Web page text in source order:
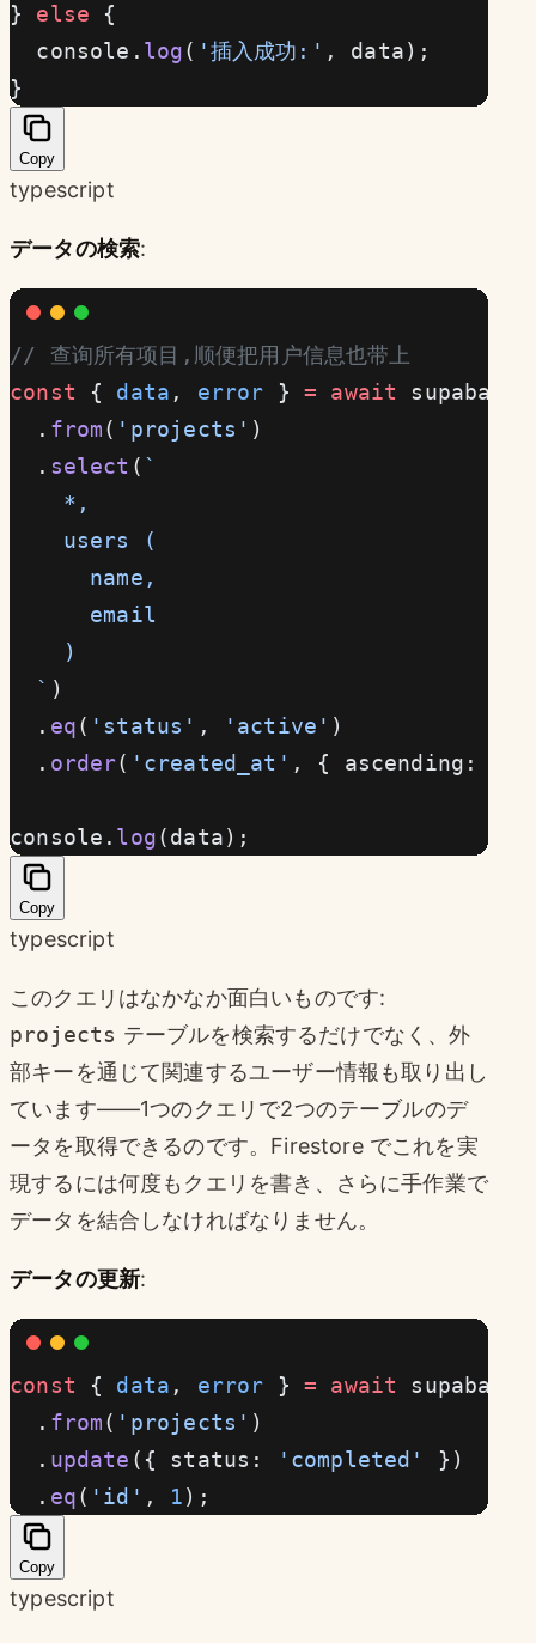
} else {
  console.
log( '插入成功:' , data);
}
Copy
typescript
データの検索:
// 查询所有项目,顺便把用户信息也带上
const { data , error } = await
supabase
  .
from( 'projects' )
  .
select ( `
    *,
    users (
      name,
      email
    )
  `
)
  .
eq( 'status' , 'active' )
  .
order( 'created_at' , { ascending:
console. log(data);
Copy
typescript
このクエリはなかなか面白いものです:
projects テーブルを検索するだけでなく、外
部キーを通じて関連するユーザー情報も取り出し
ています——1つのクエリで2つのテーブルのデ
ータを取得できるのです。Firestore でこれを実
現するには何度もクエリを書き、さらに手作業で
データを結合しなければなりません。
データの更新:
const { data , error } = await
supabase
  .
from( 'projects' )
  .
update ({ status: 'completed'
})
  .
eq( 'id' , 1);
Copy
typescript